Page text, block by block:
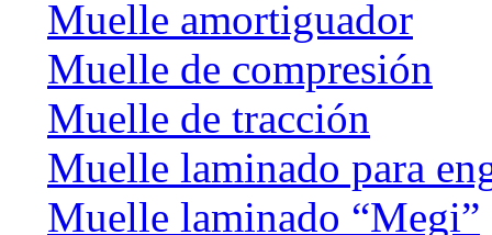
Muelle amortiguador
Muelle de compresión
Muelle de tracción
Muelle laminado para
Muelle laminado “Megi”